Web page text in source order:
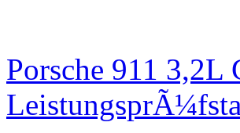
Porsche 911